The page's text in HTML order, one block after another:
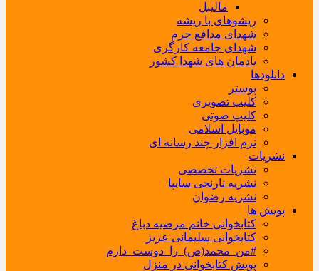
مالیبل
ریشوهای با ریشه
شهدای مدافع حرم
شهدای جامعه کارگری
یادمان های شهدا کشور
دانلودها
پوستر
کلیپ تصویری
کلیپ صوتی
موبایل اسلامی
نرم افزار چند رسانه ای
نشریات
نشریات تخصصی
نشریه نارنجی سایپا
نشریه رضوان
پویش ها
کتابخوانی خانم مرضیه دباغ
کتابخوانی سلیمانی عزیز
#من_محمد(ص)_را_دوست_دارم
پویش کتابخوانی در منزل